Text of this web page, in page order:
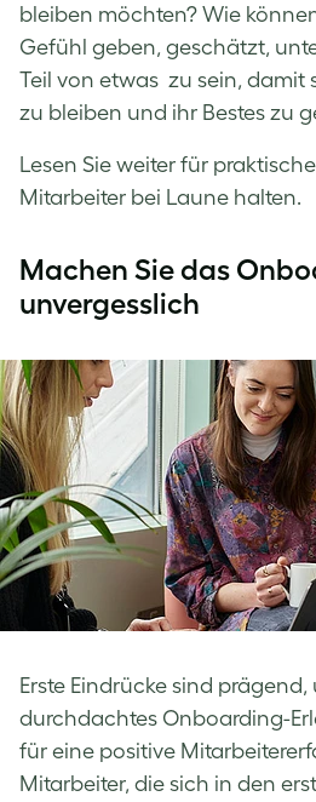
bleiben möchten? Wie
Gefühl geben, geschätzt,
Teil von etwas zu sein, damit
zu bleiben und ihr Bestes zu
Lesen Sie weiter für
Mitarbeiter bei Laune halten.
Machen Sie das
unvergesslich
Erste Eindrücke sind prägend,
durchdachtes Onboarding-
für eine positive
Mitarbeiter, die sich in den